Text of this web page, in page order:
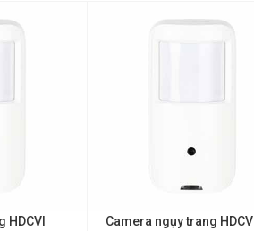
HDCVI
Camera ngụy trang HDCVI